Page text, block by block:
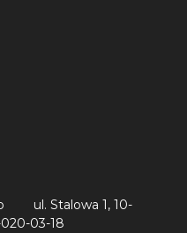
ul. Stalowa 1, 10-
03-18